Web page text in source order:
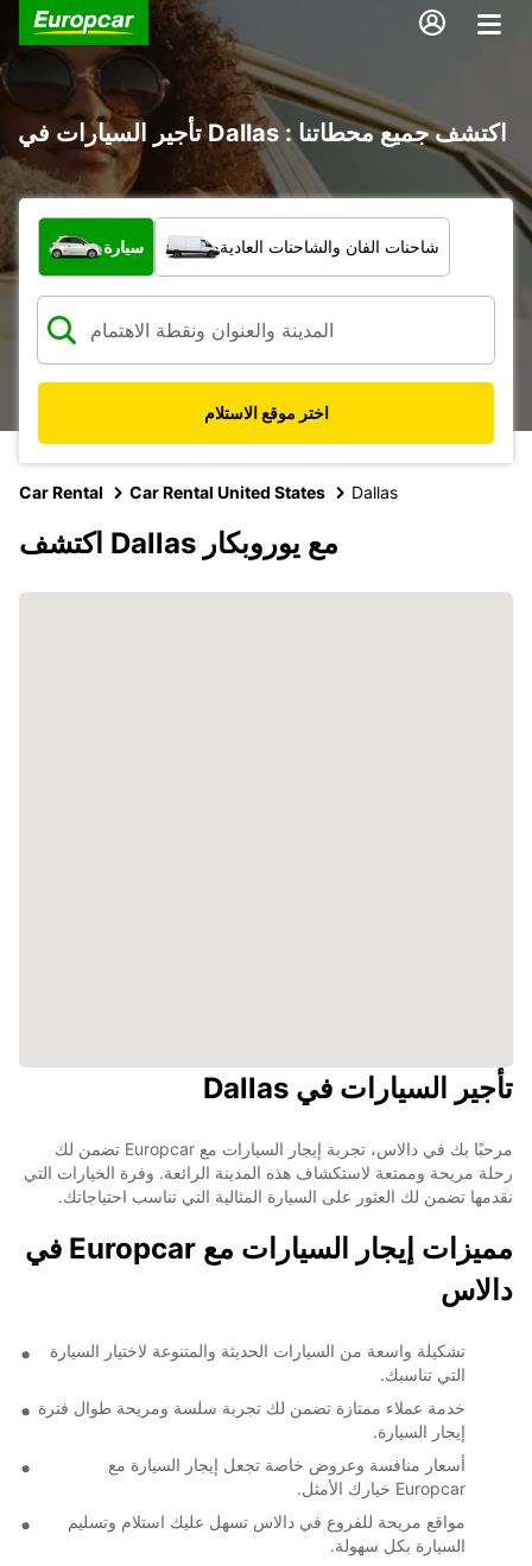
تأجير السيارات في Dallas : اكتشف جميع محطاتنا
ما نوع المركبة؟
سيارة شاحنات الفان والشاحنات العادية
اختر موقع الاستلام
Car Rental Car Rental United States Dallas
اكتشف Dallas مع يوروبكار
تأجير السيارات في Dallas
مرحبًا بك في دالاس، تجربة إيجار السيارات مع Europcar تضمن لك
رحلة مريحة وممتعة لاستكشاف هذه المدينة الرائعة. وفرة الخيارات التي
نقدمها تضمن لك العثور على السيارة المثالية التي تناسب احتياجاتك.
مميزات إيجار السيارات مع Europcar في
دالاس
تشكيلة واسعة من السيارات الحديثة والمتنوعة لاختيار السيارة
التي تناسبك.
خدمة عملاء ممتازة تضمن لك تجربة سلسة ومريحة طوال فترة
إيجار السيارة.
أسعار منافسة وعروض خاصة تجعل إيجار السيارة مع
Europcar خيارك الأمثل.
مواقع مريحة للفروع في دالاس تسهل عليك استلام وتسليم
السيارة بكل سهولة.